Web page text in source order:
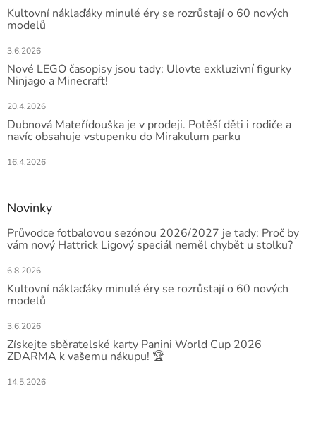
Kultovní náklaďáky minulé éry se rozrůstají o 60 nových
modelů
3.6.2026
Nové LEGO časopisy jsou tady: Ulovte exkluzivní figurky
Ninjago a Minecraft!
20.4.2026
Dubnová Mateřídouška je v prodeji. Potěší děti i rodiče a
navíc obsahuje vstupenku do Mirakulum parku
16.4.2026
Novinky
Průvodce fotbalovou sezónou 2026/2027 je tady: Proč by
vám nový Hattrick Ligový speciál neměl chybět u stolku?
6.8.2026
Kultovní náklaďáky minulé éry se rozrůstají o 60 nových
modelů
3.6.2026
Získejte sběratelské karty Panini World Cup 2026
ZDARMA k vašemu nákupu! 🏆
14.5.2026